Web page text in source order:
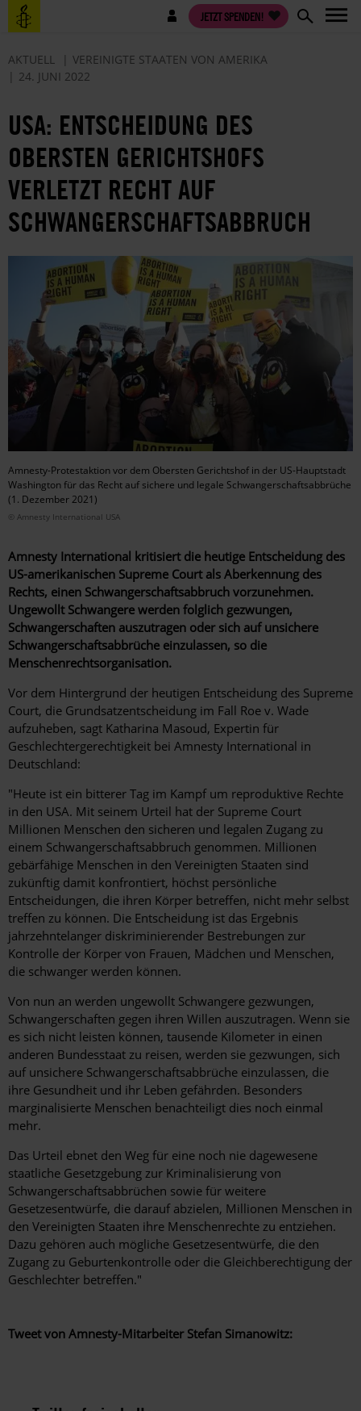
Direkt
zum
Benutzermenü JETZT SPENDEN!
AKTUELL
VEREINIGTE STAATEN VON AMERIKA
24. JUNI 2022
USA: ENTSCHEIDUNG DES
OBERSTEN GERICHTSHOFS
VERLETZT RECHT AUF
SCHWANGERSCHAFTSABBRUCH
Amnesty-Protestaktion vor dem Obersten Gerichtshof in der US-Hauptstadt
Washington für das Recht auf sichere und legale Schwangerschaftsabbrüche
(1. Dezember 2021)
© Amnesty International USA
Amnesty International kritisiert die heutige Entscheidung des
US-amerikanischen Supreme Court als Aberkennung des
Rechts, einen Schwangerschaftsabbruch vorzunehmen.
Ungewollt Schwangere werden folglich gezwungen,
Schwangerschaften auszutragen oder sich auf unsichere
Schwangerschaftsabbrüche einzulassen, so die
Menschenrechtsorganisation.
Vor dem Hintergrund der heutigen Entscheidung des Supreme
Court, die Grundsatzentscheidung im Fall Roe v. Wade
aufzuheben, sagt Katharina Masoud, Expertin für
Geschlechtergerechtigkeit bei Amnesty International in
Deutschland:
"Heute ist ein bitterer Tag im Kampf um reproduktive Rechte
in den USA. Mit seinem Urteil hat der Supreme Court
Millionen Menschen den sicheren und legalen Zugang zu
einem Schwangerschaftsabbruch genommen. Millionen
gebärfähige Menschen in den Vereinigten Staaten sind
zukünftig damit konfrontiert, höchst persönliche
Entscheidungen, die ihren Körper betreffen, nicht mehr selbst
treffen zu können. Die Entscheidung ist das Ergebnis
jahrzehntelanger diskriminierender Bestrebungen zur
Kontrolle der Körper von Frauen, Mädchen und Menschen,
die schwanger werden können.
Von nun an werden ungewollt Schwangere gezwungen,
Schwangerschaften gegen ihren Willen auszutragen. Wenn sie
es sich nicht leisten können, tausende Kilometer in einen
anderen Bundesstaat zu reisen, werden sie gezwungen, sich
auf unsichere Schwangerschaftsabbrüche einzulassen, die
ihre Gesundheit und ihr Leben gefährden. Besonders
marginalisierte Menschen benachteiligt dies noch einmal
mehr.
Das Urteil ebnet den Weg für eine noch nie dagewesene
staatliche Gesetzgebung zur Kriminalisierung von
Schwangerschaftsabbrüchen sowie für weitere
Gesetzesentwürfe, die darauf abzielen, Millionen Menschen in
den Vereinigten Staaten ihre Menschenrechte zu entziehen.
Dazu gehören auch mögliche Gesetzesentwürfe, die den
Zugang zu Geburtenkontrolle oder die Gleichberechtigung der
Geschlechter betreffen."
Tweet von Amnesty-Mitarbeiter Stefan Simanowitz: